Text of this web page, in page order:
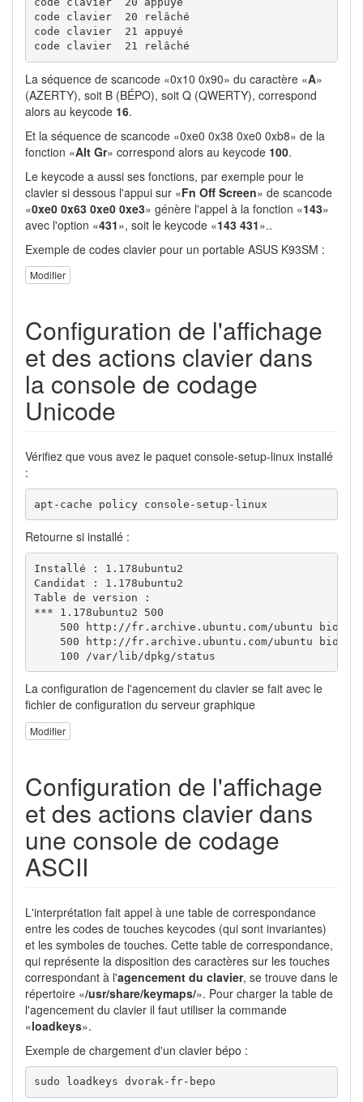
code clavier  20 relâché
code clavier  21 appuyé
code clavier  21 relâché
La séquence de scancode «0x10 0x90» du caractère «A»
(AZERTY), soit B (BÉPO), soit Q (QWERTY), correspond
alors au keycode 16.
Et la séquence de scancode «0xe0 0x38 0xe0 0xb8» de la
fonction «Alt Gr» correspond alors au keycode 100.
Le keycode a aussi ses fonctions, par exemple pour le
clavier si dessous l'appui sur «Fn Off Screen» de scancode
«0xe0 0x63 0xe0 0xe3» génère l'appel à la fonction «143»
avec l'option «431», soit le keycode «143 431»..
Exemple de codes clavier pour un portable ASUS K93SM :
Modifier
Configuration de l'affichage
et des actions clavier dans
la console de codage
Unicode
Vérifiez que vous avez le paquet console-setup-linux installé
:
apt-cache policy console-setup-linux
Retourne si installé :
Installé : 1.178ubuntu2
Candidat : 1.178ubuntu2
Table de version :
*** 1.178ubuntu2 500
500 http://fr.archive.ubuntu.com/ubuntu
500 http://fr.archive.ubuntu.com/ubuntu
    100 /var/lib/dpkg/status
La configuration de l'agencement du clavier se fait avec le
fichier de configuration du serveur graphique
Modifier
Configuration de l'affichage
et des actions clavier dans
une console de codage
ASCII
L'interprétation fait appel à une table de correspondance
entre les codes de touches keycodes (qui sont invariantes)
et les symboles de touches. Cette table de correspondance,
qui représente la disposition des caractères sur les touches
correspondant à l'agencement du clavier, se trouve dans le
répertoire «/usr/share/keymaps/». Pour charger la table de
l'agencement du clavier il faut utiliser la commande
«loadkeys».
Exemple de chargement d'un clavier bépo :
sudo loadkeys dvorak-fr-bepo